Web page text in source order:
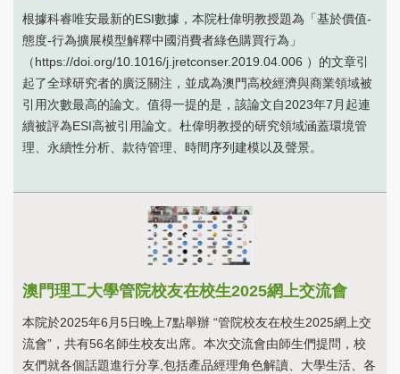
根據科睿唯安最新的ESI數據，本院杜偉明教授題為「基於價值-
態度-行為擴展模型解釋中國消費者綠色購買行為」
（https://doi.org/10.1016/j.jretconser.2019.04.006 ）的文章引
起了全球研究者的廣泛關注，並成為澳門高校經濟與商業領域被
引用次數最高的論文。值得一提的是，該論文自2023年7月起連
續被評為ESI高被引用論文。杜偉明教授的研究領域涵蓋環境管
理、永續性分析、款待管理、時間序列建模以及聲景。
澳門理工大學管院校友在校生2025網上交流會
本院於2025年6月5日晚上7點舉辦 “管院校友在校生2025網上交
流會”，共有56名師生校友出席。本次交流會由師生們提問，校
友們就各個話題進行分享,包括產品經理角色解讀、大學生活、各